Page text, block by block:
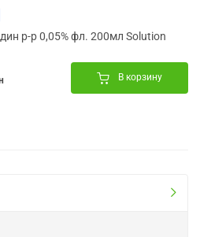
р-р 0,05% фл. 200мл Solution
В корзину